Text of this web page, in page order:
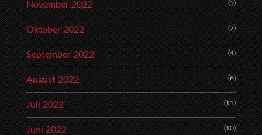
November 2022 (5)
Oktober 2022 (7)
September 2022 (4)
August 2022 (6)
Juli 2022 (11)
Juni 2022 (10)